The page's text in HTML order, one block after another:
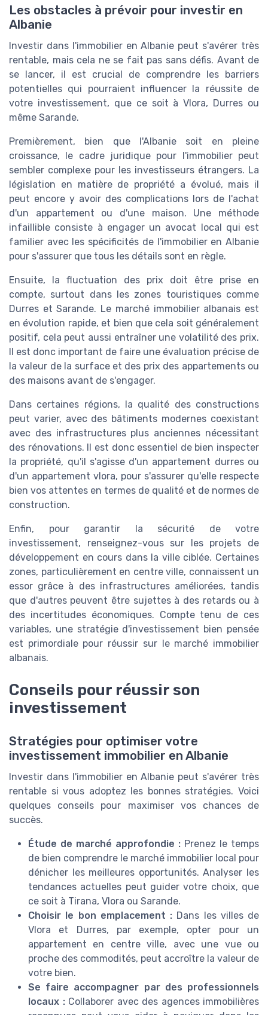
Les obstacles à prévoir pour investir en
Albanie
Investir dans l'immobilier en Albanie peut s'avérer très
rentable, mais cela ne se fait pas sans défis. Avant de
se lancer, il est crucial de comprendre les barriers
potentielles qui pourraient influencer la réussite de
votre investissement, que ce soit à Vlora, Durres ou
même Sarande.
Premièrement, bien que l'Albanie soit en pleine
croissance, le cadre juridique pour l'immobilier peut
sembler complexe pour les investisseurs étrangers. La
législation en matière de propriété a évolué, mais il
peut encore y avoir des complications lors de l'achat
d'un appartement ou d'une maison. Une méthode
infaillible consiste à engager un avocat local qui est
familier avec les spécificités de l'immobilier en Albanie
pour s'assurer que tous les détails sont en règle.
Ensuite, la fluctuation des prix doit être prise en
compte, surtout dans les zones touristiques comme
Durres et Sarande. Le marché immobilier albanais est
en évolution rapide, et bien que cela soit généralement
positif, cela peut aussi entraîner une volatilité des prix.
Il est donc important de faire une évaluation précise de
la valeur de la surface et des prix des appartements ou
des maisons avant de s'engager.
Dans certaines régions, la qualité des constructions
peut varier, avec des bâtiments modernes coexistant
avec des infrastructures plus anciennes nécessitant
des rénovations. Il est donc essentiel de bien inspecter
la propriété, qu'il s'agisse d'un appartement durres ou
d'un appartement vlora, pour s'assurer qu'elle respecte
bien vos attentes en termes de qualité et de normes de
construction.
Enfin, pour garantir la sécurité de votre
investissement, renseignez-vous sur les projets de
développement en cours dans la ville ciblée. Certaines
zones, particulièrement en centre ville, connaissent un
essor grâce à des infrastructures améliorées, tandis
que d'autres peuvent être sujettes à des retards ou à
des incertitudes économiques. Compte tenu de ces
variables, une stratégie d'investissement bien pensée
est primordiale pour réussir sur le marché immobilier
albanais.
Conseils pour réussir son
investissement
Stratégies pour optimiser votre
investissement immobilier en Albanie
Investir dans l'immobilier en Albanie peut s'avérer très
rentable si vous adoptez les bonnes stratégies. Voici
quelques conseils pour maximiser vos chances de
succès.
Étude de marché approfondie : Prenez le temps
de bien comprendre le marché immobilier local pour
dénicher les meilleures opportunités. Analyser les
tendances actuelles peut guider votre choix, que
ce soit à Tirana, Vlora ou Sarande.
Choisir le bon emplacement : Dans les villes de
Vlora et Durres, par exemple, opter pour un
appartement en centre ville, avec une vue ou
proche des commodités, peut accroître la valeur de
votre bien.
Se faire accompagner par des professionnels
locaux :Collaborer avec des agences immobilières